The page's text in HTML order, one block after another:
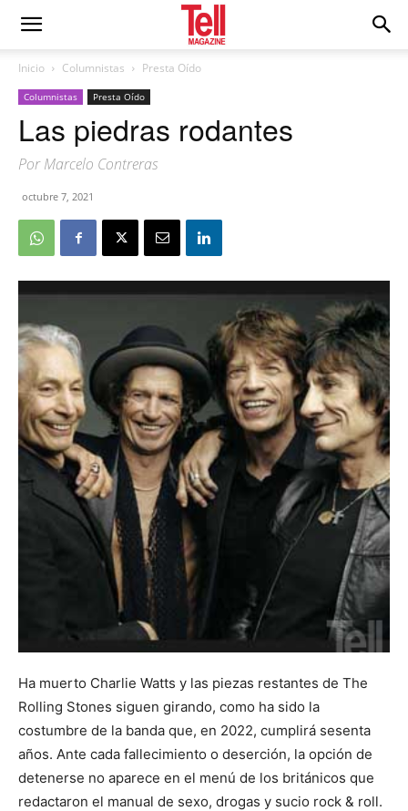
Inicio Columnistas Presta Oído
Columnistas Presta Oído
Las piedras rodantes
Por Marcelo Contreras
octubre 7, 2021
Ha muerto Charlie Watts y las piezas restantes de The
Rolling Stones siguen girando, como ha sido la
costumbre de la banda que, en 2022, cumplirá sesenta
años. Ante cada fallecimiento o deserción, la opción de
detenerse no aparece en el menú de los británicos que
redactaron el manual de sexo, drogas y sucio rock & roll.